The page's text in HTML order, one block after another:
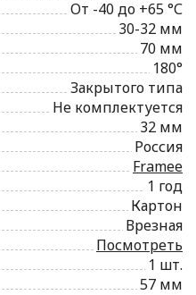
От -40 до +65 °С
30-32 мм
70 мм
180°
Закрытого типа
Не комплектуется
32 мм
Россия
Framee
1 год
Картон
Врезная
Посмотреть
1 шт.
57 мм